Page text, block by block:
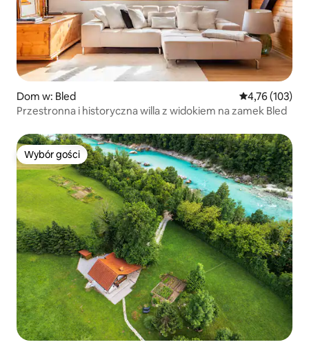
Dom w: Bled Średnia
4,76 (103)
Przestronna i historyczna willa z widokiem na zamek Bled
Wybór gości
Wybór gości